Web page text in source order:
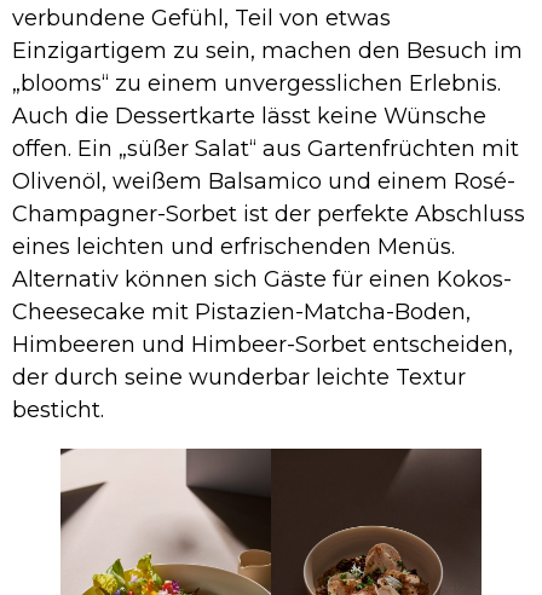
verbundene Gefühl, Teil von etwas
Einzigartigem zu sein, machen den Besuch im
„blooms“ zu einem unvergesslichen Erlebnis.
Auch die Dessertkarte lässt keine Wünsche
offen. Ein „süßer Salat“ aus Gartenfrüchten mit
Olivenöl, weißem Balsamico und einem Rosé-
Champagner-Sorbet ist der perfekte Abschluss
eines leichten und erfrischenden Menüs.
Alternativ können sich Gäste für einen Kokos-
Cheesecake mit Pistazien-Matcha-Boden,
Himbeeren und Himbeer-Sorbet entscheiden,
der durch seine wunderbar leichte Textur
besticht.